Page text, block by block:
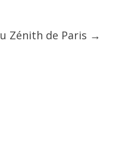
Zénith de Paris →